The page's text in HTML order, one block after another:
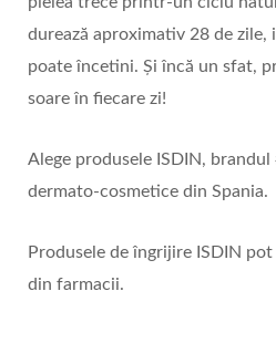
durează aproximativ 28 de zile,
poate încetini. Și încă un sfat,
soare în fiecare zi!
Alege produsele ISDIN,
dermato-cosmetice din Spania.
Produsele de îngrijire ISDIN
din farmacii.